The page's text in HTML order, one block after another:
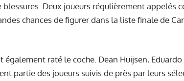
Deux joueurs régulièrement appelés
chances de figurer dans la liste finale de
raté le coche. Dean Huijsen, Eduardo
partie des joueurs suivis de près par leurs